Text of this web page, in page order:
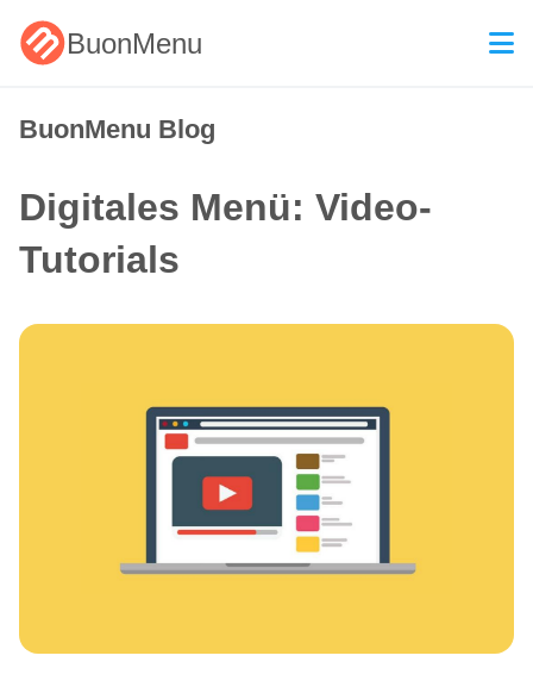
BuonMenu
BuonMenu Blog
Digitales Menü: Video-
Tutorials